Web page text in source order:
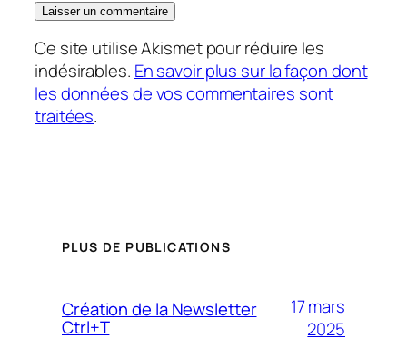
Ce site utilise Akismet pour réduire les
indésirables. En savoir plus sur la façon dont
les données de vos commentaires sont
traitées.
PLUS DE PUBLICATIONS
Création de la Newsletter
Ctrl+T
17 mars
2025